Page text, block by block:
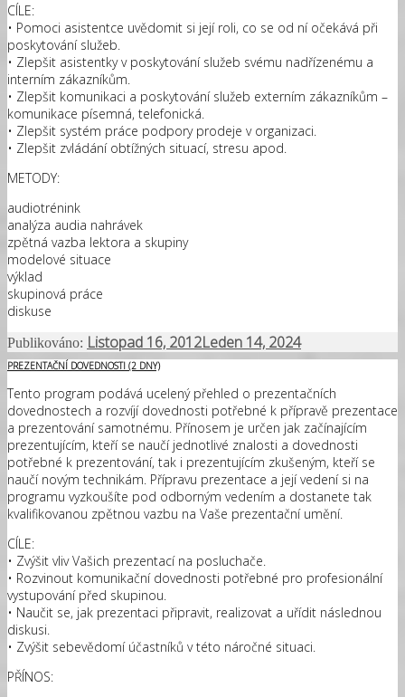
CÍLE:
• Pomoci asistentce uvědomit si její roli, co se od ní očekává při
poskytování služeb.
• Zlepšit asistentky v poskytování služeb svému nadřízenému a
interním zákazníkům.
• Zlepšit komunikaci a poskytování služeb externím zákazníkům –
komunikace písemná, telefonická.
• Zlepšit systém práce podpory prodeje v organizaci.
• Zlepšit zvládání obtížných situací, stresu apod.
METODY:
audiotrénink
analýza audia nahrávek
zpětná vazba lektora a skupiny
modelové situace
výklad
skupinová práce
diskuse
Publikováno: Listopad 16, 2012Leden 14, 2024
PREZENTAČNÍ DOVEDNOSTI (2 DNY)
Tento program podává ucelený přehled o prezentačních
dovednostech a rozvíjí dovednosti potřebné k přípravě prezentace
a prezentování samotnému. Přínosem je určen jak začínajícím
prezentujícím, kteří se naučí jednotlivé znalosti a dovednosti
potřebné k prezentování, tak i prezentujícím zkušeným, kteří se
naučí novým technikám. Přípravu prezentace a její vedení si na
programu vyzkoušíte pod odborným vedením a dostanete tak
kvalifikovanou zpětnou vazbu na Vaše prezentační umění.
CÍLE:
• Zvýšit vliv Vašich prezentací na posluchače.
• Rozvinout komunikační dovednosti potřebné pro profesionální
vystupování před skupinou.
• Naučit se, jak prezentaci připravit, realizovat a uřídit následnou
diskusi.
• Zvýšit sebevědomí účastníků v této náročné situaci.
PŘÍNOS: